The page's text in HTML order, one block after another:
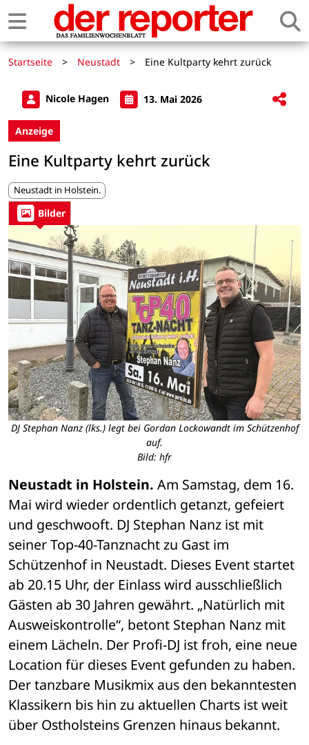
Startseite > Neustadt > Eine Kultparty kehrt zurück
Nicole Hagen 13. Mai 2026
Anzeige
Eine Kultparty kehrt zurück
Neustadt in Holstein.
Bilder
DJ Stephan Nanz (lks.) legt bei Gordan Lockowandt im Schützenhof
auf.
Bild: hfr
Neustadt in Holstein. Am Samstag, dem 16.
Mai wird wieder ordentlich getanzt, gefeiert
und geschwooft. DJ Stephan Nanz ist mit
seiner Top-40-Tanznacht zu Gast im
Schützenhof in Neustadt. Dieses Event startet
ab 20.15 Uhr, der Einlass wird ausschließlich
Gästen ab 30 Jahren gewährt. „Natürlich mit
Ausweiskontrolle“, betont Stephan Nanz mit
einem Lächeln. Der Profi-DJ ist froh, eine neue
Location für dieses Event gefunden zu haben.
Der tanzbare Musikmix aus den bekanntesten
Klassikern bis hin zu aktuellen Charts ist weit
über Ostholsteins Grenzen hinaus bekannt.